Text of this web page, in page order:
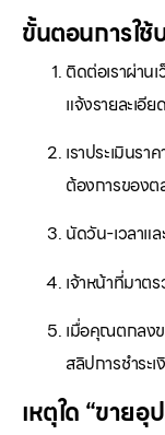
ขั้นตอนการใช้
ติดต่อเราผ่าน
แจ้งรายละเ
เราประเมินร
ต้องการของต
นัดวัน-เวลาแ
เจ้าหน้าที่มาต
เมื่อคุณตกลง
สลิปการชำระเ
เหตุใด “ขายอุ